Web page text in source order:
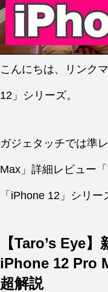
こんにちは、リンク
12」シリーズ。
ガジェタッチでは準
Max」詳細レビュー
「iPhone 12」シリ
【Taro’s Eye
iPhone 12 Pro
超解説